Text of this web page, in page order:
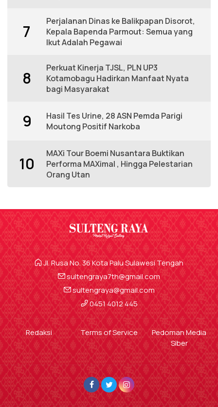
7
Perjalanan Dinas ke Balikpapan Disorot,
Kepala Bapenda Parmout: Semua yang
Ikut Adalah Pegawai
8
Perkuat Kinerja TJSL, PLN UP3
Kotamobagu Hadirkan Manfaat Nyata
bagi Masyarakat
9
Hasil Tes Urine, 28 ASN Pemda Parigi
Moutong Positif Narkoba
10
MAXi Tour Boemi Nusantara Buktikan
Performa MAXimal , Hingga Pelestarian
Orang Utan
Jl. Rusa No. 36 Kota Palu Sulawesi Tengah
sultengraya7th@gmail.com
sultengraya@gmail.com
0451 4012 445
Redaksi Terms of Service
Pedoman Media
Siber